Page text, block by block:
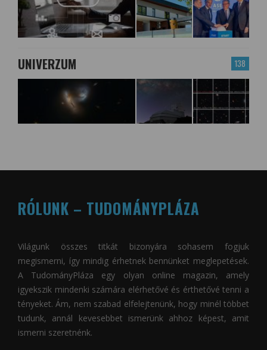
138
UNIVERZUM
RÓLUNK – TUDOMÁNYPLÁZA
Világunk összes titkát bizonyára sohasem fogjuk
megismerni, így mindig érhetnek bennünket meglepetések.
A TudományPláza egy olyan online magazin, amely
igyekszik mindenki számára elérhetővé és érthetővé tenni a
tényeket. Ám, nem szabad elfelejtenünk, hogy minél többet
tudunk, annál kevesebbet ismerünk ahhoz képest, amit
ismerni szeretnénk.